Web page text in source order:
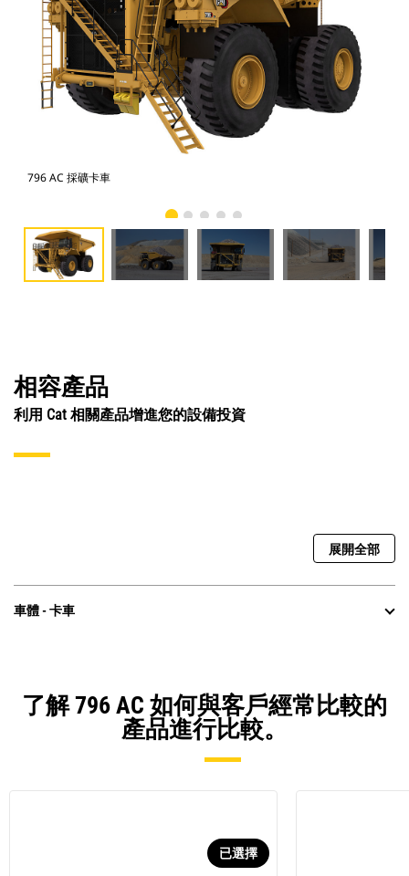
796 AC 採礦卡車
相容產品
利用 Cat 相關產品增進您的設備投資
展開全部
車體 - 卡車
了解 796 AC 如何與客戶經常比較的
產品進行比較。
已選擇